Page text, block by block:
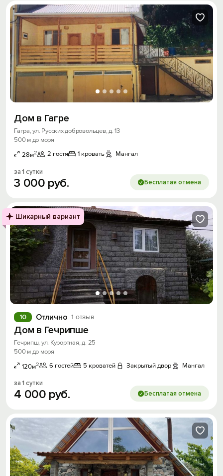
Дом в Гагре
Гагра, ул. Русских добровольцев, д. 13
500 м до моря
28м2 2 гостя 1 кровать Мангал
за 1 сутки
3 000 руб. Бесплатая отмена
Шикарный вариант
Отлично 1 отзыв
10
Дом в Гечрипше
Гечрипш, ул. Курортная, д. 25
500 м до моря
120м2 6 гостей 5 кроватей Закрытый двор Мангал
за 1 сутки
4 000 руб. Бесплатая отмена